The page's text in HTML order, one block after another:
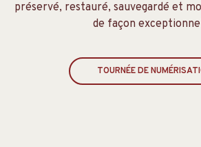
préservé, restauré, sauvegardé et
de façon
TOURNÉE DE